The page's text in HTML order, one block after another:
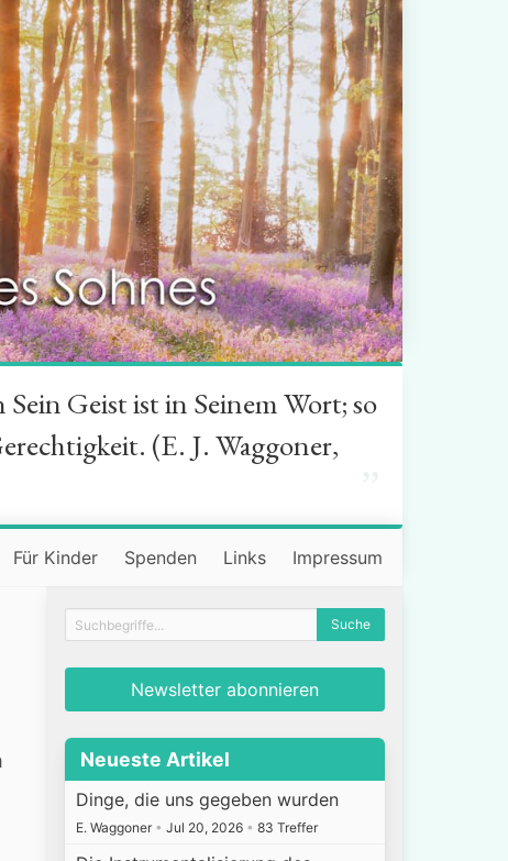
Geist ist in Seinem Wort; so
(E. J. Waggoner,
Für Kinder Spenden Links Impressum
Newsletter abonnieren
Neueste Artikel
Dinge, die uns gegeben wurden
E. Waggoner • Jul 20, 2026 • 83 Treffer